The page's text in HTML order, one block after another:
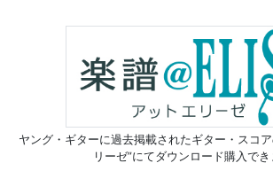
ヤング・ギターに過去掲載されたギター・スコア
リーゼ”にてダウンロード購入でき